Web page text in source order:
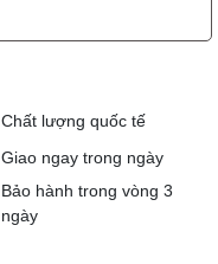
Chất lượng quốc tế
Giao ngay trong ngày
Bảo hành trong vòng 3
ngày